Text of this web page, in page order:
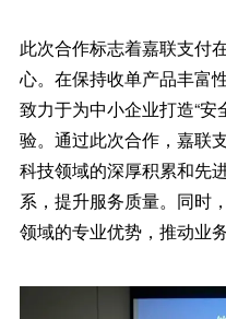
此次合作标志着嘉联支付
心。在保持收单产品丰富
致力于为中小企业打造“
验。通过此次合作，嘉联
科技领域的深厚积累和先
系，提升服务质量。同时
领域的专业优势，推动业